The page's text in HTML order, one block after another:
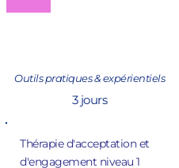
Outils pratiques & expérientiels
3 jours
Thérapie d'acceptation et
d'engagement niveau 1